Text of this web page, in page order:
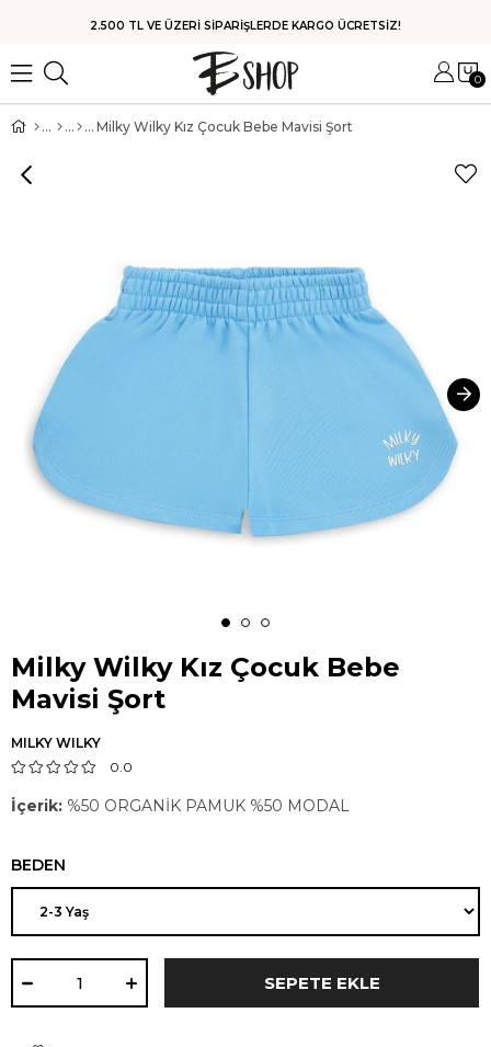
HIZLI KARGO
0
Milky Wilky Kız Çocuk Bebe Mavisi Şort
Milky Wilky Kız Çocuk Bebe
Mavisi Şort
MILKY WILKY
0.0
İçerik: %50 ORGANİK PAMUK %50 MODAL
BEDEN